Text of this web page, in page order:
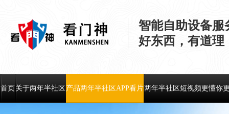
智能自助设备服
好东西，有道理
首页关于两年半社区 产品两年半社区APP看片两年半社区短视频更懂你